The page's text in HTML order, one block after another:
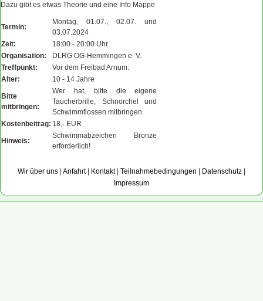
Dazu gibt es etwas Theorie und eine Info Mappe
Termin:
Montag, 01.07., 02.07. und
03.07.2024
Zeit:
18:00 - 20:00 Uhr
Organisation:
DLRG OG-Hemmingen e. V.
Treffpunkt:
Vor dem Freibad Arnum.
Alter:
10 - 14 Jahre
Bitte
mitbringen:
Wer hat, bitte die eigene
Taucherbrille, Schnorchel und
Schwimmflossen mitbringen.
Kostenbeitrag: 18,- EUR
Hinweis:
Schwimmabzeichen Bronze
erforderlich!
Wir über uns Anfahrt| Kontakt| Teilnahmebedingungen Datenschutz
Impressum